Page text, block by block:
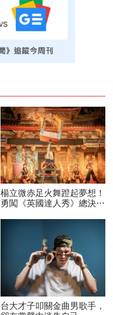
楊立微赤足火舞蹬起夢想！
勇闖《英國達人秀》總決
台大才子叩關金曲男歌手，